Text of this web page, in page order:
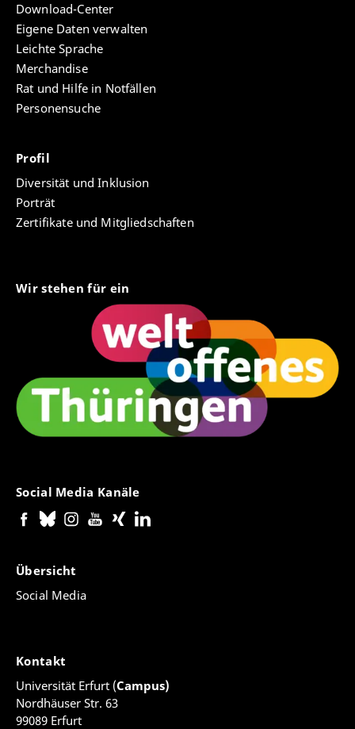
Download-Center
Eigene Daten verwalten
Leichte Sprache
Merchandise
Rat und Hilfe in Notfällen
Personensuche
Profil
Diversität und Inklusion
Porträt
Zertifikate und Mitgliedschaften
Wir stehen für ein
Social Media Kanäle
Übersicht
Social Media
Kontakt
Universität Erfurt (Campus)
Nordhäuser Str. 63
99089 Erfurt